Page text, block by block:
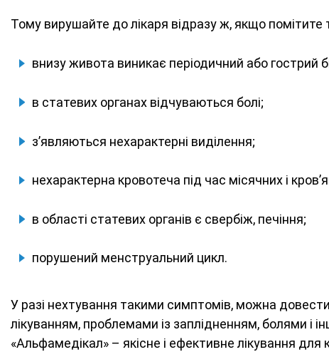
Тому вирушайте до лікаря відразу ж, якщо помітите
внизу живота виникає періодичний або гострий
в статевих органах відчуваються болі;
з’являються нехарактерні виділення;
нехарактерна кровотеча під час місячних і
в області статевих органів є свербіж, печіння;
порушений менструальний цикл.
У разі нехтування такими симптомів, можна
лікуванням, проблемами із заплідненням, болями і
«Альфамедікал» – якісне і ефективне лікування для